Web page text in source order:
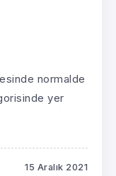
normalde
yer
15 Aralık 2021